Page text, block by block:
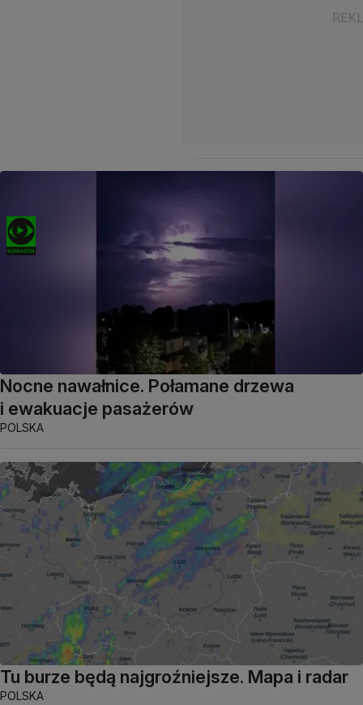
Nocne nawałnice. Połamane drzewa
i ewakuacje pasażerów
POLSKA
Tu burze będą najgroźniejsze. Mapa i radar
POLSKA